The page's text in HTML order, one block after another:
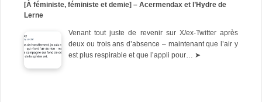
[À féministe, féministe et demie] – Acermendax et l’Hydre de
Lerne
Venant tout juste de revenir sur X/ex-Twitter après
deux ou trois ans d’absence – maintenant que l’air y
est plus respirable et que l’appli pour… ➤